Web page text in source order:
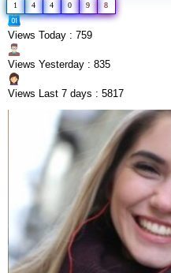
1 4 4 0 9 8
Views Today : 759
Views Yesterday : 835
Views Last 7 days : 5817